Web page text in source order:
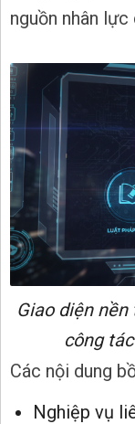
nguồn nhân lực
Giao diện
công
Các nội dung
Nghiệp vụ